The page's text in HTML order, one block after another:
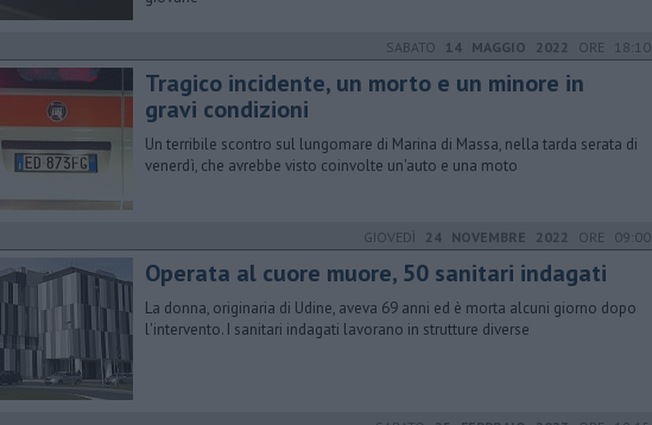
SABATO 14 MAGGIO 2022 ORE 18:10
Tragico incidente, un morto e un minore in
gravi condizioni
Un terribile scontro sul lungomare di Marina di Massa, nella tarda serata di
venerdì, che avrebbe visto coinvolte un'auto e una moto
GIOVEDÌ 24 NOVEMBRE 2022 ORE 09:00
Operata al cuore muore, 50 sanitari indagati
La donna, originaria di Udine, aveva 69 anni ed è morta alcuni giorno dopo
l'intervento. I sanitari indagati lavorano in strutture diverse